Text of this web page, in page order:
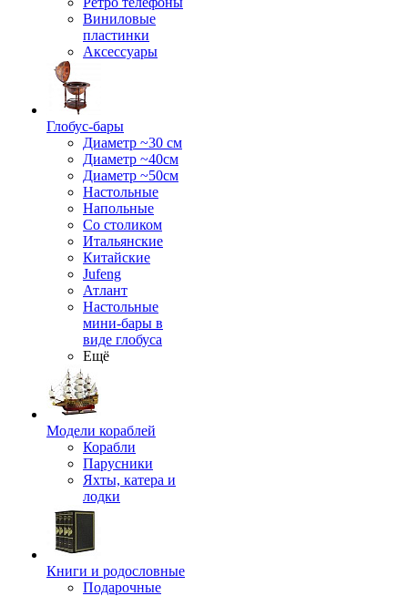
Виниловые
пластинки
Аксессуары
Глобус-бары
Диаметр ~30 см
Диаметр ~40см
Диаметр ~50см
Настольные
Напольные
Со столиком
Итальянские
Китайские
Jufeng
Атлант
Настольные
мини-бары в
виде глобуса
Ещё
Модели кораблей
Корабли
Парусники
Яхты, катера и
лодки
Книги и родословные
Подарочные